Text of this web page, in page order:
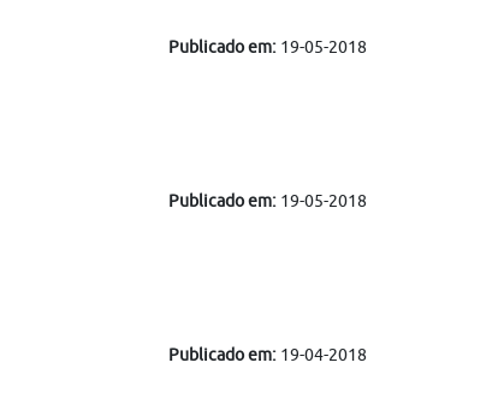
Publicado em:19-05-2018
Publicado em:19-05-2018
Publicado em:19-04-2018